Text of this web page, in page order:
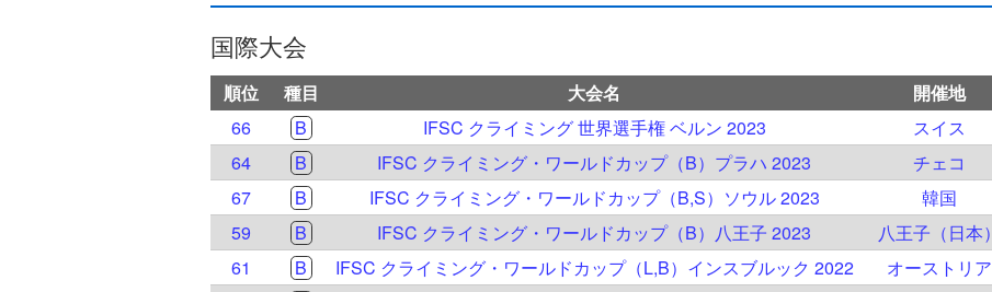
国際大会
順位 種目 大会名 開催地
66
B IFSC クライミング 世界選手権 ベルン 2023 スイス
64
B IFSC クライミング・ワールドカップ（B）プラハ 2023 チェコ
67
B IFSC クライミング・ワールドカップ（B,S）ソウル 2023 韓国
59
B IFSC クライミング・ワールドカップ（B）八王子 2023 八王子（日本）
61
B IFSC クライミング・ワールドカップ（L,B）インスブルック 2022 オーストリア